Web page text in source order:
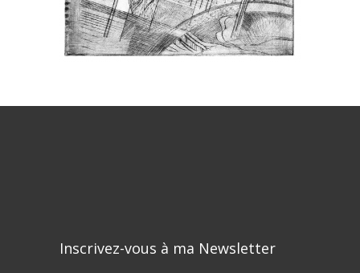
Inscrivez-vous à ma Newsletter